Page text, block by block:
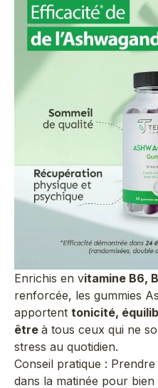
Enrichis en vitamine B6,
renforcée, les gummies
apportent tonicité,
être à tous ceux qui ne
stress au quotidien.
Conseil pratique :
dans la matinée pour